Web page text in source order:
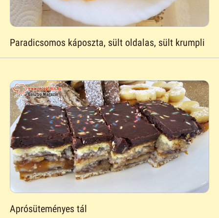
Paradicsomos káposzta, sült oldalas, sült krumpli
Aprósüteményes tál